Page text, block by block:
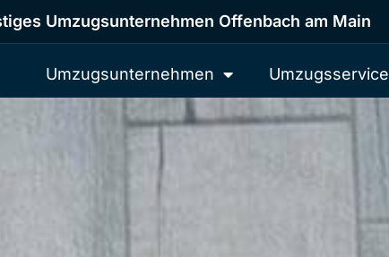
Umzugsunternehmen Offenbach am Main
Umzugsunternehmen Umzugsservice